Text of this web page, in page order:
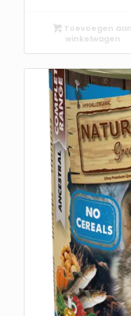
Toevoegen aan
winkelwagen